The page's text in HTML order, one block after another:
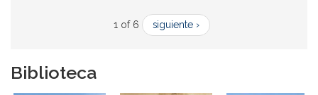
1 of 6 siguiente ›
Biblioteca